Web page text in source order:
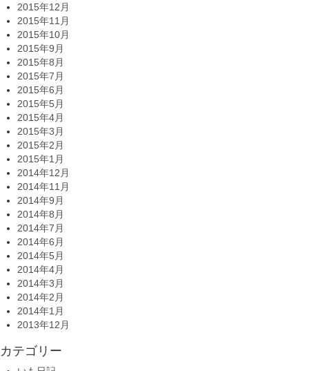
2015年12月
2015年11月
2015年10月
2015年9月
2015年8月
2015年7月
2015年6月
2015年5月
2015年4月
2015年3月
2015年2月
2015年1月
2014年12月
2014年11月
2014年9月
2014年8月
2014年7月
2014年6月
2014年5月
2014年4月
2014年3月
2014年2月
2014年1月
2013年12月
カテゴリー